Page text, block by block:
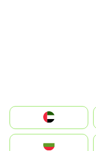
الإمارات العربية المتحدة
Switzerland